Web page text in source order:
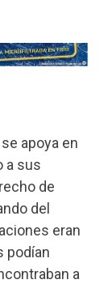
apoya en
a sus
de
del
eran
podían
a